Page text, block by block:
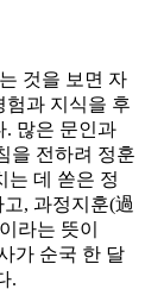
것을 보면 자
험과 지식을 후
. 많은 문인과
을 전하려 정훈
는 데 쏟은 정
, 과정지훈(過
라는 뜻이
가 순국 한 달
.